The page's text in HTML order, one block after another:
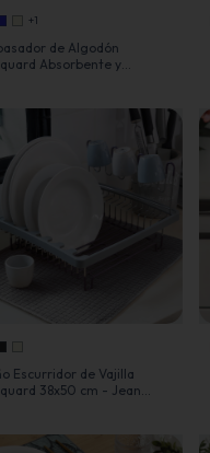
+1
de Algodón
Absorbente y
Escurridor de Vajilla
38x50 cm - Jean